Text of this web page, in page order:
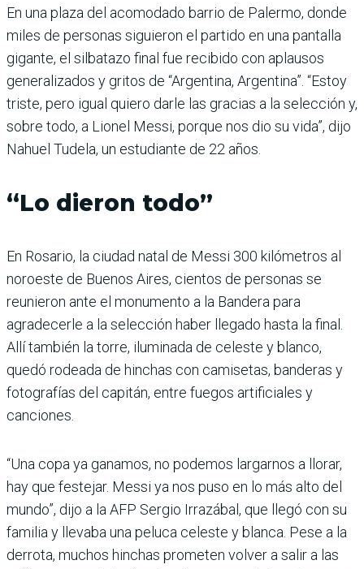
En una plaza del acomodado barrio de Palermo, donde
miles de personas siguieron el partido en una pantalla
gigante, el silbatazo final fue recibido con aplausos
generalizados y gritos de “Argentina, Argentina”. “Estoy
triste, pero igual quiero darle las gracias a la selección y,
sobre todo, a Lionel Messi, porque nos dio su vida”, dijo
Nahuel Tudela, un estudiante de 22 años.
“Lo dieron todo”
En Rosario, la ciudad natal de Messi 300 kilómetros al
noroeste de Buenos Aires, cientos de personas se
reunieron ante el monumento a la Bandera para
agradecerle a la selección haber llegado hasta la final.
Allí también la torre, iluminada de celeste y blanco,
quedó rodeada de hinchas con camisetas, banderas y
fotografías del capitán, entre fuegos artificiales y
canciones.
“Una copa ya ganamos, no podemos largarnos a llorar,
hay que festejar. Messi ya nos puso en lo más alto del
mundo”, dijo a la AFP Sergio Irrazábal, que llegó con su
familia y llevaba una peluca celeste y blanca. Pese a la
derrota, muchos hinchas prometen volver a salir a las